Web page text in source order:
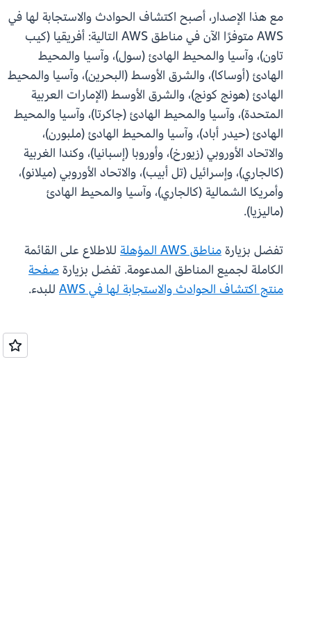
مع هذا الإصدار، أصبح اكتشاف الحوادث والاستجابة لها في
AWS متوفرًا الآن في مناطق AWS التالية: أفريقيا (كيب
تاون)، وآسيا والمحيط الهادئ (سول)، وآسيا والمحيط
الهادئ (أوساكا)، والشرق الأوسط (البحرين)، وآسيا والمحيط
الهادئ (هونج كونج)، والشرق الأوسط (الإمارات العربية
المتحدة)، وآسيا والمحيط الهادئ (جاكرتا)، وآسيا والمحيط
الهادئ (حيدر أباد)، وآسيا والمحيط الهادئ (ملبورن)،
والاتحاد الأوروبي (زيورخ)، وأوروبا (إسبانيا)، وكندا الغربية
(كالجاري)، وإسرائيل (تل أبيب)، والاتحاد الأوروبي (ميلانو)،
وأمريكا الشمالية (كالجاري)، وآسيا والمحيط الهادئ
(ماليزيا).
تفضل بزيارةمناطق AWS المؤهلة
للاطلاع على القائمة
الكاملة لجميع المناطق المدعومة. تفضل بزيارةصفحة
منتج اكتشاف الحوادث والاستجابة لها في AWS
للبدء.